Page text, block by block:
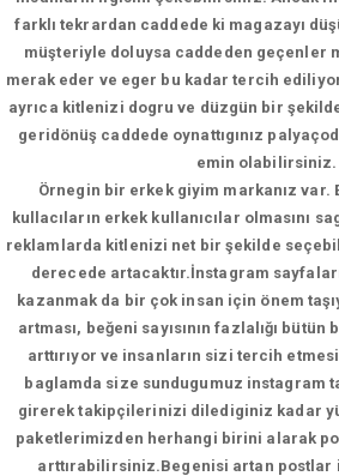
farklı tekrardan caddede ki magazayı
müşteriyle doluysa caddeden geçenler
merak eder ve eger bu kadar tercih
ayrıca kitlenizi dogru ve düzgün bir
geridönüş caddede oynattıgınız
emin olabilirsiniz.
Örnegin bir erkek giyim markanız
kullacıların erkek kullanıcılar olmasını
reklamlarda kitlenizi net bir şekilde
derecede artacaktır.İnstagram
kazanmak da bir çok insan için önem
artması, beğeni sayısının fazlalığı
arttırıyor ve insanların sizi tercih
baglamda size sundugumuz instagram
girerek takipçilerinizi dilediginiz kadar
paketlerimizden herhangi birini alarak
arttırabilirsiniz.Begenisi artan postlar